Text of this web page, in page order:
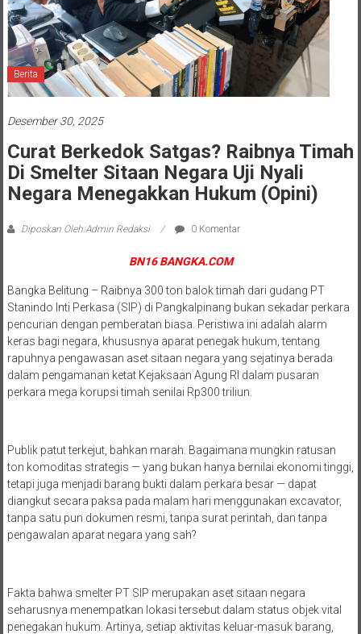
Berita
Desember 30, 2025
Curat Berkedok Satgas? Raibnya Timah
Di Smelter Sitaan Negara Uji Nyali
Negara Menegakkan Hukum (Opini)
Diposkan Oleh:Admin Redaksi 0 Komentar
BN16 BANGKA.COM
Bangka Belitung – Raibnya 300 ton balok timah dari gudang PT
Stanindo Inti Perkasa (SIP) di Pangkalpinang bukan sekadar perkara
pencurian dengan pemberatan biasa. Peristiwa ini adalah alarm
keras bagi negara, khususnya aparat penegak hukum, tentang
rapuhnya pengawasan aset sitaan negara yang sejatinya berada
dalam pengamanan ketat Kejaksaan Agung RI dalam pusaran
perkara mega korupsi timah senilai Rp300 triliun.
Publik patut terkejut, bahkan marah. Bagaimana mungkin ratusan
ton komoditas strategis — yang bukan hanya bernilai ekonomi tinggi,
tetapi juga menjadi barang bukti dalam perkara besar — dapat
diangkut secara paksa pada malam hari menggunakan excavator,
tanpa satu pun dokumen resmi, tanpa surat perintah, dan tanpa
pengawalan aparat negara yang sah?
Fakta bahwa smelter PT SIP merupakan aset sitaan negara
seharusnya menempatkan lokasi tersebut dalam status objek vital
penegakan hukum. Artinya, setiap aktivitas keluar-masuk barang,